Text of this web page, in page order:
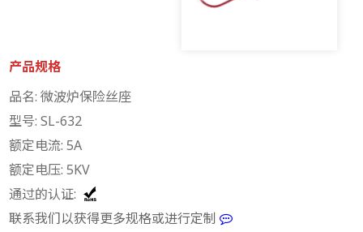
产品规格
品名: 微波炉保险丝座
型号: SL-632
额定电流: 5A
额定电压: 5KV
通过的认证:
联系我们以获得更多规格或进行定制